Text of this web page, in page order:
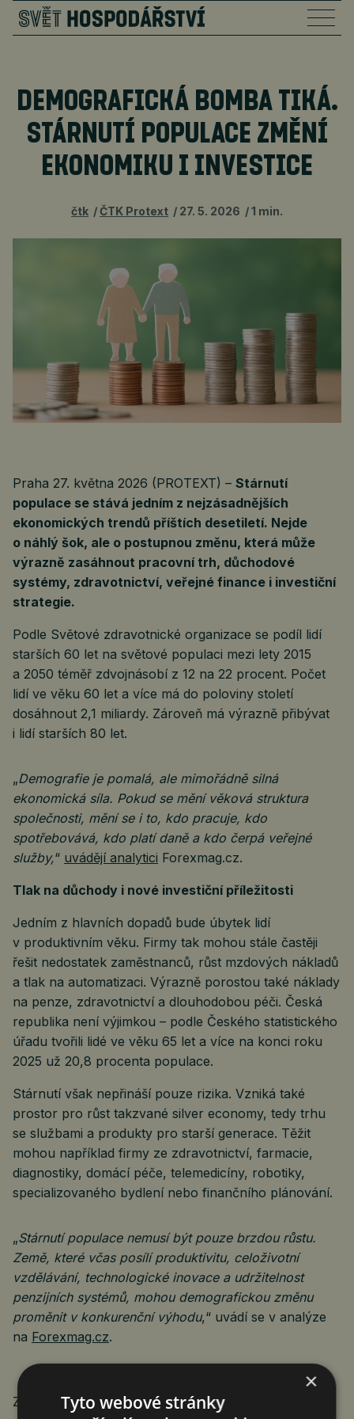
DEMOGRAFICKÁ BOMBA TIKÁ.
STÁRNUTÍ POPULACE ZMĚNÍ
EKONOMIKU I INVESTICE
čtk ČTK Protext 27. 5. 2026 1 min.
Praha 27. května 2026 (PROTEXT) – Stárnutí
populace se stává jedním z nejzásadnějších
ekonomických trendů příštích desetiletí. Nejde
o náhlý šok, ale o postupnou změnu, která může
výrazně zasáhnout pracovní trh, důchodové
systémy, zdravotnictví, veřejné finance i investiční
strategie.
Podle Světové zdravotnické organizace se podíl lidí
starších 60 let na světové populaci mezi lety 2015
a 2050 téměř zdvojnásobí z 12 na 22 procent. Počet
lidí ve věku 60 let a více má do poloviny století
dosáhnout 2,1 miliardy. Zároveň má výrazně přibývat
i lidí starších 80 let.
„Demografie je pomalá, ale mimořádně silná
ekonomická síla. Pokud se mění věková struktura
společnosti, mění se i to, kdo pracuje, kdo
spotřebovává, kdo platí daně a kdo čerpá veřejné
služby,“ uvádějí analytici Forexmag.cz.
Tlak na důchody i nové investiční příležitosti
Jedním z hlavních dopadů bude úbytek lidí
v produktivním věku. Firmy tak mohou stále častěji
řešit nedostatek zaměstnanců, růst mzdových nákladů
a tlak na automatizaci. Výrazně porostou také náklady
na penze, zdravotnictví a dlouhodobou péči. Česká
republika není výjimkou – podle Českého statistického
úřadu tvořili lidé ve věku 65 let a více na konci roku
2025 už 20,8 procenta populace.
Stárnutí však nepřináší pouze rizika. Vzniká také
prostor pro růst takzvané silver economy, tedy trhu
se službami a produkty pro starší generace. Těžit
mohou například firmy ze zdravotnictví, farmacie,
diagnostiky, domácí péče, telemedicíny, robotiky,
specializovaného bydlení nebo finančního plánování.
„Stárnutí populace nemusí být pouze brzdou růstu.
Země, které včas posílí produktivitu, celoživotní
vzdělávání, technologické inovace a udržitelnost
penzijních systémů, mohou demografickou změnu
proměnit v konkurenční výhodu,“ uvádí se v analýze
na Forexmag.cz.
Zdroj: Forexmag.cz
×
Tyto webové stránky